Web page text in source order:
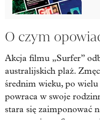
O czym
Akcja filmu „Surfer”
australijskich plaż.
średnim wieku, po
powraca w swoje
stara się zaimponować